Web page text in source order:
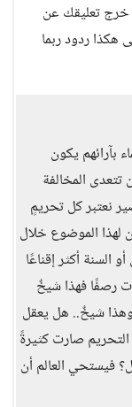
خرج تعليقك عن
هكذا ردود ربما
بآرائهم يكون
تتعدى المخالفة
نعتبر كل تحريمٍ
لهذا الموضوع خلال
السنة أكثر إقناعًا
رصفًا فهذا شيخٌ
شيخٌ.. هل يعقل
صارت كثيرةً
فيستحي العالم أن